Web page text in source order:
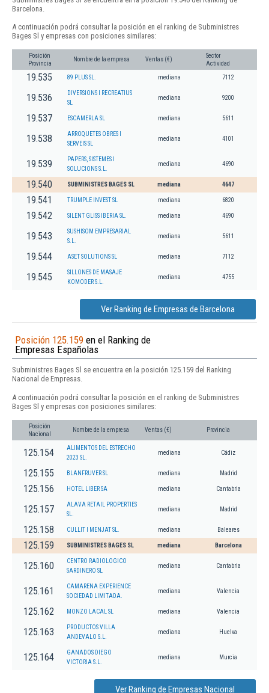
Barcelona.
A continuación podrá consultar la posición en el ranking de Subministres
Bages Sl y empresas con posiciones similares:
Posición
Provincia
Nombre de la empresa Ventas (€)
Sector
Actividad
19.535 89 PLUS SL. mediana 7112
19.536
DIVERSIONS I RECREATIUS
SL
mediana 9200
19.537 ESCAMERLA SL mediana 5611
19.538
ARROQUETES OBRES I
SERVEIS SL
mediana 4101
19.539
PAPERS, SISTEMES I
SOLUCIONS S.L.
mediana 4690
19.540 SUBMINISTRES BAGES SL mediana 4647
19.541 TRUMPLE INVEST SL mediana 6820
19.542 SILENT GLISS IBERIA SL. mediana 4690
19.543
SUSHISOM EMPRESARIAL
S.L.
mediana 5611
19.544 ASET SOLUTIONS SL mediana 7112
19.545
SILLONES DE MASAJE
KOMODER S.L.
mediana 4755
Ver Ranking de Empresas de Barcelona
Posición 125.159 en el Ranking de
Empresas Españolas
Subministres Bages Sl se encuentra en la posición 125.159 del Ranking
Nacional de Empresas.
A continuación podrá consultar la posición en el ranking de Subministres
Bages Sl y empresas con posiciones similares:
Posición
Nacional
Nombre de la empresa Ventas (€) Provincia
125.154
ALIMENTOS DEL ESTRECHO
2023 SL.
mediana Cádiz
125.155 BLANFRUVER SL mediana Madrid
125.156 HOTEL LIBER SA mediana Cantabria
125.157
ALAVA RETAIL PROPERTIES
SL.
mediana Madrid
125.158 CULLIT I MENJAT SL. mediana Baleares
125.159 SUBMINISTRES BAGES SL mediana Barcelona
125.160
CENTRO RADIOLOGICO
SARDINERO SL
mediana Cantabria
125.161
CAMARENA EXPERIENCE
SOCIEDAD LIMITADA.
mediana Valencia
125.162 MONZO LACAL SL mediana Valencia
125.163
PRODUCTOS VILLA
ANDEVALO S.L.
mediana Huelva
125.164
GANADOS DIEGO
VICTORIA S.L.
mediana Murcia
Ver Ranking de Empresas Nacional